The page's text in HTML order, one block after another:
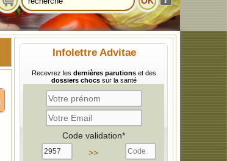
Infolettre Advitae
Recevrez les dernières parutionset des
dossiers chocssur la santé
Code validation*
>>